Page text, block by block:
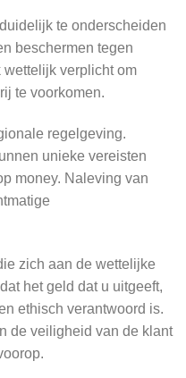
te onderscheiden
beschermen tegen
verplicht om
te voorkomen.
regelgeving.
unieke vereisten
money. Naleving van
zich aan de wettelijke
het geld dat u uitgeeft,
ethisch verantwoord is.
de veiligheid van de klant